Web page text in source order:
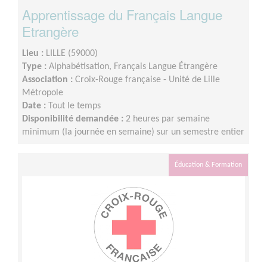
Apprentissage du Français Langue
Etrangère
Lieu : LILLE (59000)
Type : Alphabétisation, Français Langue Étrangère
Association : Croix-Rouge française - Unité de Lille
Métropole
Date : Tout le temps
Disponibilité demandée : 2 heures par semaine
minimum (la journée en semaine) sur un semestre entier
Éducation & Formation